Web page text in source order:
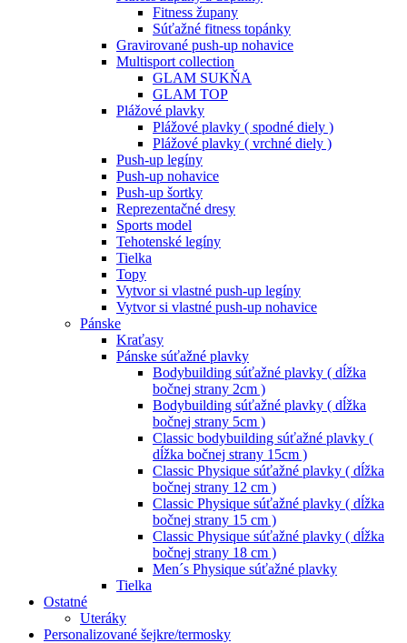
Fitness župany
Súťažné fitness topánky
Gravirované push-up nohavice
Multisport collection
GLAM SUKŇA
GLAM TOP
Plážové plavky
Plážové plavky ( spodné diely )
Plážové plavky ( vrchné diely )
Push-up legíny
Push-up nohavice
Push-up šortky
Reprezentačné dresy
Sports model
Tehotenské legíny
Tielka
Topy
Vytvor si vlastné push-up legíny
Vytvor si vlastné push-up nohavice
Pánske
Kraťasy
Pánske súťažné plavky
Bodybuilding súťažné plavky ( dĺžka
bočnej strany 2cm )
Bodybuilding súťažné plavky ( dĺžka
bočnej strany 5cm )
Classic bodybuilding súťažné plavky (
dĺžka bočnej strany 15cm )
Classic Physique súťažné plavky ( dĺžka
bočnej strany 12 cm )
Classic Physique súťažné plavky ( dĺžka
bočnej strany 15 cm )
Classic Physique súťažné plavky ( dĺžka
bočnej strany 18 cm )
Men´s Physique súťažné plavky
Tielka
Ostatné
Uteráky
Personalizované šejkre/termosky